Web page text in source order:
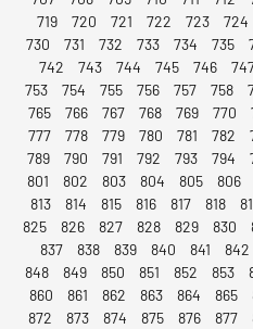
719
720 721 722 723 724
730
731 732 733 734 735
742
743 744 745 746
753
754 755 756 757 758
765
766 767 768 769 770
777
778 779 780 781 782
789
790 791 792 793 794
801
802 803 804 805 806
813
814 815 816 817 818
825
826 827 828 829 830
837
838 839 840 841 842
848
849 850 851 852 853
860
861 862 863 864 865
872
873 874 875 876 877